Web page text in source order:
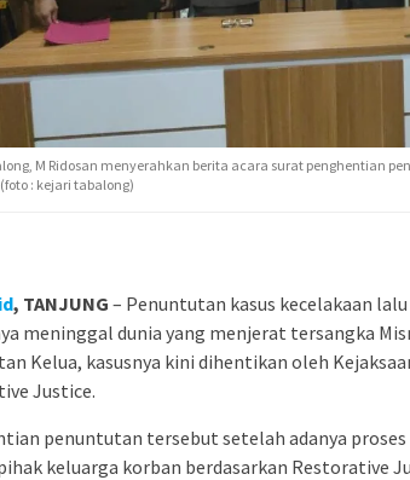
M Ridosan menyerahkan berita acara surat penghentian
: kejari tabalong)
, TANJUNG – Penuntutan kasus kecelakaan
meninggal dunia yang menjerat tersangka
Kelua, kasusnya kini dihentikan oleh
Justice.
penuntutan tersebut setelah adanya
keluarga korban berdasarkan Restorative